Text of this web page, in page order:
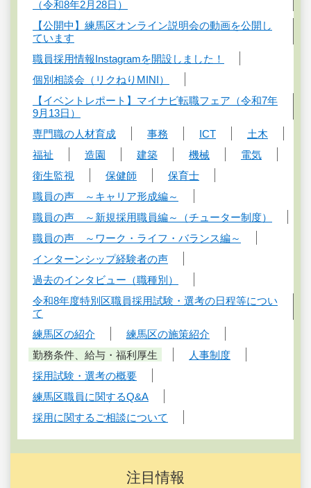
（令和8年2月28日）
【公開中】練馬区オンライン説明会の動画を公開し
ています
職員採用情報Instagramを開設しました！
個別相談会（リクねりMINI）
【イベントレポート】マイナビ転職フェア（令和7年
9月13日）
専門職の人材育成
事務 ICT
土木
福祉
造園 建築 機械
電気
衛生監視
保健師
保育士
職員の声 ～キャリア形成編～
職員の声 ～新規採用職員編～（チューター制度）
職員の声 ～ワーク・ライフ・バランス編～
インターンシップ経験者の声
過去のインタビュー（職種別）
令和8年度特別区職員採用試験・選考の日程等につい
て
練馬区の紹介
練馬区の施策紹介
勤務条件、給与・福利厚生
人事制度
採用試験・選考の概要
練馬区職員に関するQ&A
採用に関するご相談について
注目情報